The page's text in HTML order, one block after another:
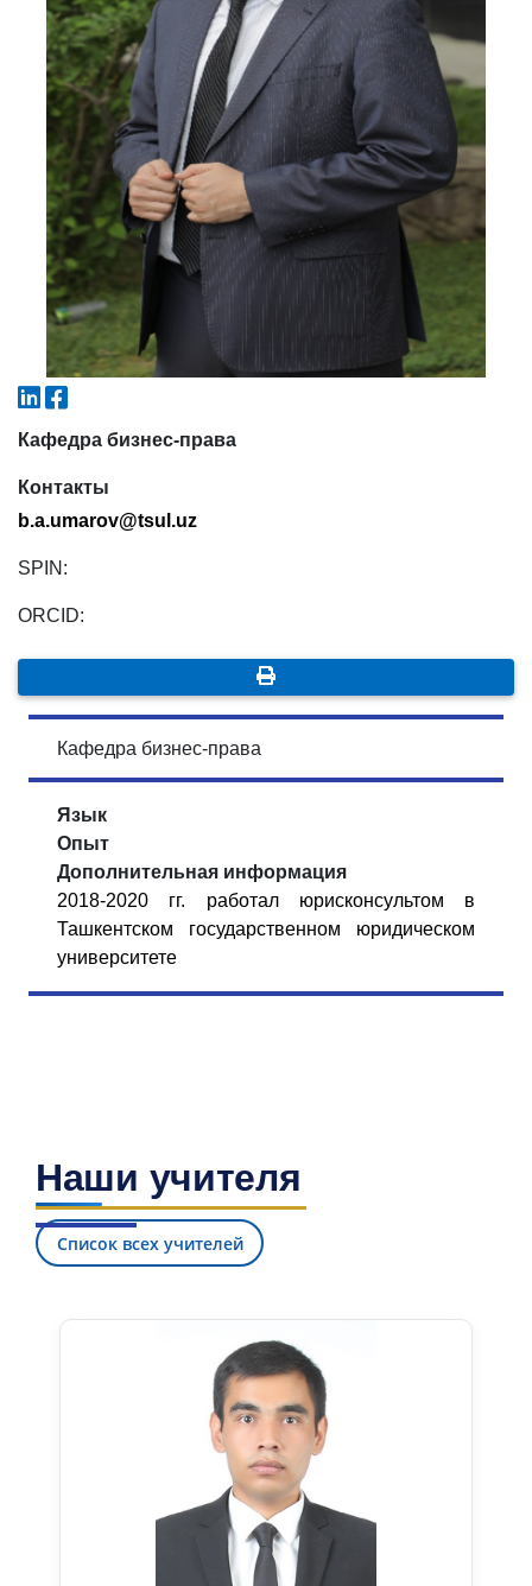
Кафедра бизнес-права
Контакты
b.a.umarov@tsul.uz
SPIN:
ORCID:
Кафедра бизнес-права
Язык
Опыт
Дополнительная информация
2018-2020 гг. работал юрисконсультом в
Ташкентском государственном юридическом
университете
Наши учителя
Список всех учителей
8. Квота (бакалавриат) (1) 9. Квота (магистратура) (1)
✉️ Написать администратору